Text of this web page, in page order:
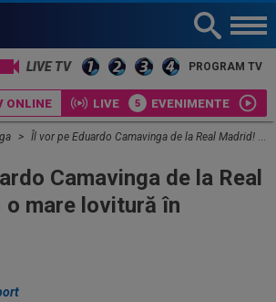
LIVE TV PROGRAM TV
ONLINE LIVE EVENIMENTE
Îl vor pe Eduardo Camavinga de la Real Madrid! Ar fi o mare lovitură în mercato
Camavinga de la Real
mare lovitură în